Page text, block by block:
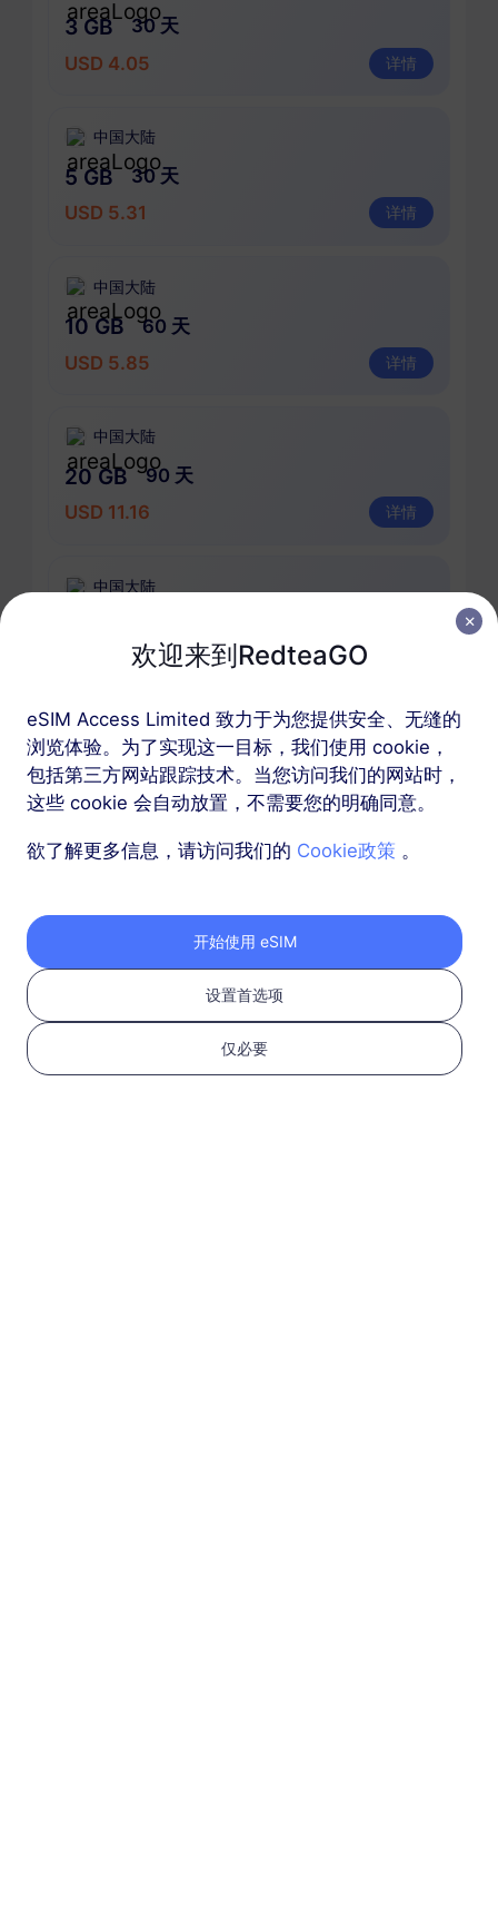
3 GB
30 天
USD 4.05
详情
中国大陆
5 GB
30 天
USD 5.31
详情
中国大陆
10 GB
60 天
USD 5.85
详情
中国大陆
20 GB
90 天
USD 11.16
详情
中国大陆
USD 26.19
中国大陆
100 GB
365 天
USD 49.90
详情
欢迎来到RedteaGO
eSIM Access Limited 致力于为您提供安全、无缝的
浏览体验。为了实现这一目标，我们使用 cookie，
包括第三方网站跟踪技术。当您访问我们的网站时，
这些 cookie 会自动放置，不需要您的明确同意。
欲了解更多信息，请访问我们的 Cookie政策 。
开始使用 eSIM
设置首选项
仅必要